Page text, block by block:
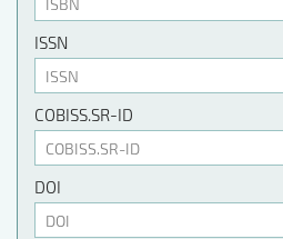
ISSN
COBISS.SR-ID
DOI